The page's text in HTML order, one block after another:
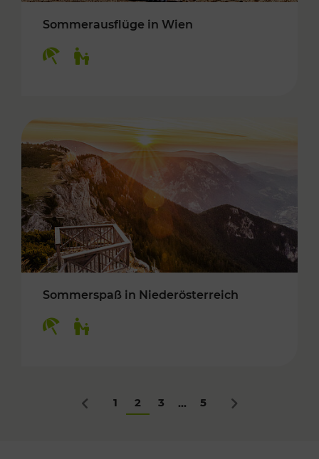
Sommerausflüge in Wien
Sommerspaß in Niederösterreich
Zurück
1 2 3 ... 5 Nächstes